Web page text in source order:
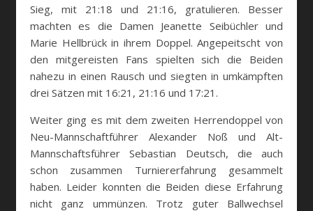
Sieg, mit 21:18 und 21:16, gratulieren. Besser
machten es die Damen Jeanette Seibüchler und
Marie Hellbrück in ihrem Doppel. Angepeitscht von
den mitgereisten Fans spielten sich die Beiden
nahezu in einen Rausch und siegten in umkämpften
drei Sätzen mit 16:21, 21:16 und 17:21.
Weiter ging es mit dem zweiten Herrendoppel von
Neu-Mannschaftführer Alexander Noß und Alt-
Mannschaftsführer Sebastian Deutsch, die auch
schon zusammen Turniererfahrung gesammelt
haben. Leider konnten die Beiden diese Erfahrung
nicht ganz ummünzen. Trotz guter Ballwechsel